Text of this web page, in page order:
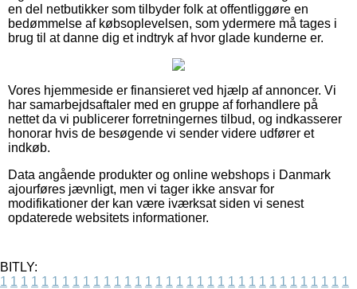
en del netbutikker som tilbyder folk at offentliggøre en
bedømmelse af købsoplevelsen, som ydermere må tages i
brug til at danne dig et indtryk af hvor glade kunderne er.
Vores hjemmeside er finansieret ved hjælp af annoncer. Vi
har samarbejdsaftaler med en gruppe af forhandlere på
nettet da vi publicerer forretningernes tilbud, og indkasserer
honorar hvis de besøgende vi sender videre udfører et
indkøb.
Data angående produkter og online webshops i Danmark
ajourføres jævnligt, men vi tager ikke ansvar for
modifikationer der kan være iværksat siden vi senest
opdaterede websitets informationer.
BITLY:
1 1 1 1 1 1 1 1 1 1 1 1 1 1 1 1 1 1 1 1 1 1 1 1 1 1 1 1 1 1 1 1 1 1